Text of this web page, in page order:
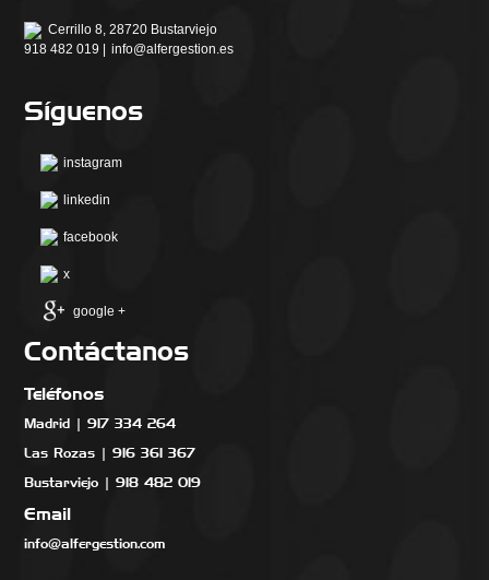
Cerrillo 8, 28720 Bustarviejo
918 482 019 |
info@alfergestion.es
Síguenos
instagram
linkedin
facebook
x
google +
Contáctanos
Teléfonos
Madrid | 917 334 264
Las Rozas | 916 361 367
Bustarviejo | 918 482 019
Email
info@alfergestion.com